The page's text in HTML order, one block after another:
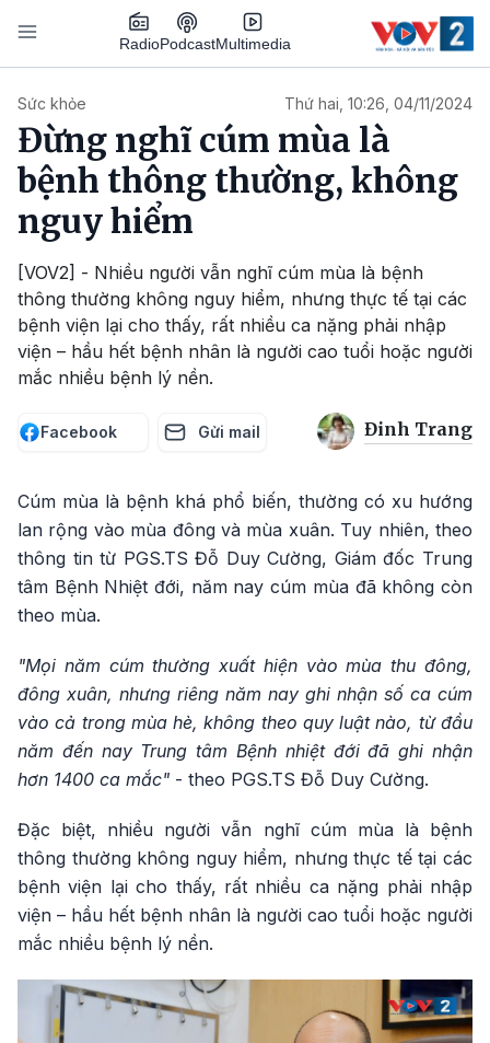
Nhảy đến nội dung
RadioPodcastMultimedia
Sức khỏe Thứ hai, 10:26, 04/11/2024
Đừng nghĩ cúm mùa là
bệnh thông thường, không
nguy hiểm
[VOV2] - Nhiều người vẫn nghĩ cúm mùa là bệnh
thông thường không nguy hiểm, nhưng thực tế tại các
bệnh viện lại cho thấy, rất nhiều ca nặng phải nhập
viện – hầu hết bệnh nhân là người cao tuổi hoặc người
mắc nhiều bệnh lý nền.
Facebook Gửi mail Đinh Trang
Cúm mùa là bệnh khá phổ biến, thường có xu hướng
lan rộng vào mùa đông và mùa xuân. Tuy nhiên, theo
thông tin từ PGS.TS Đỗ Duy Cường, Giám đốc Trung
tâm Bệnh Nhiệt đới, năm nay cúm mùa đã không còn
theo mùa.
"Mọi năm cúm thường xuất hiện vào mùa thu đông,
đông xuân, nhưng riêng năm nay ghi nhận số ca cúm
vào cả trong mùa hè, không theo quy luật nào, từ đầu
năm đến nay Trung tâm Bệnh nhiệt đới đã ghi nhận
hơn 1400 ca mắc" - theo PGS.TS Đỗ Duy Cường.
Đặc biệt, nhiều người vẫn nghĩ cúm mùa là bệnh
thông thường không nguy hiểm, nhưng thực tế tại các
bệnh viện lại cho thấy, rất nhiều ca nặng phải nhập
viện – hầu hết bệnh nhân là người cao tuổi hoặc người
mắc nhiều bệnh lý nền.